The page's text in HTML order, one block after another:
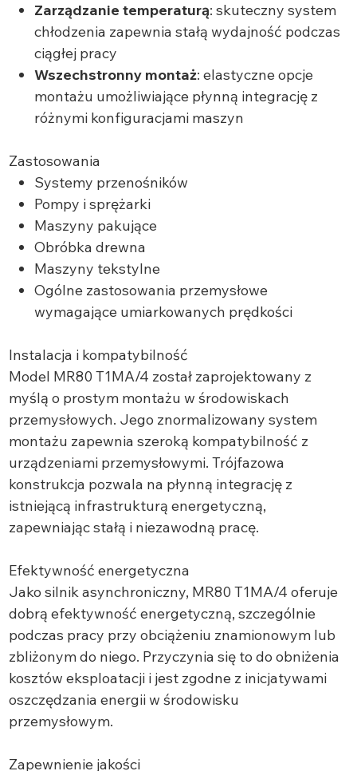
Zarządzanie temperaturą: skuteczny system
chłodzenia zapewnia stałą wydajność podczas
ciągłej pracy
Wszechstronny montaż: elastyczne opcje
montażu umożliwiające płynną integrację z
różnymi konfiguracjami maszyn
Zastosowania
Systemy przenośników
Pompy i sprężarki
Maszyny pakujące
Obróbka drewna
Maszyny tekstylne
Ogólne zastosowania przemysłowe
wymagające umiarkowanych prędkości
Instalacja i kompatybilność
Model MR80 T1MA/4 został zaprojektowany z
myślą o prostym montażu w środowiskach
przemysłowych. Jego znormalizowany system
montażu zapewnia szeroką kompatybilność z
urządzeniami przemysłowymi. Trójfazowa
konstrukcja pozwala na płynną integrację z
istniejącą infrastrukturą energetyczną,
zapewniając stałą i niezawodną pracę.
Efektywność energetyczna
Jako silnik asynchroniczny, MR80 T1MA/4 oferuje
dobrą efektywność energetyczną, szczególnie
podczas pracy przy obciążeniu znamionowym lub
zbliżonym do niego. Przyczynia się to do obniżenia
kosztów eksploatacji i jest zgodne z inicjatywami
oszczędzania energii w środowisku
przemysłowym.
Zapewnienie jakości